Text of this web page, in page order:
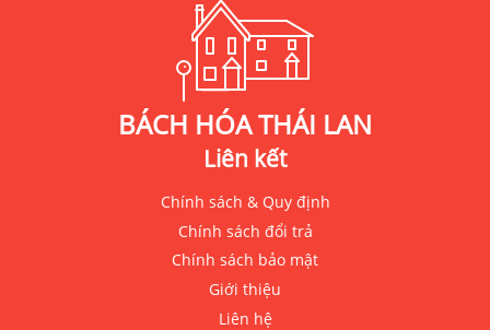
BÁCH HÓA THÁI LAN
Liên kết
Chính sách & Quy định
Chính sách đổi trả
Chính sách bảo mật
Giới thiệu
Liên hệ